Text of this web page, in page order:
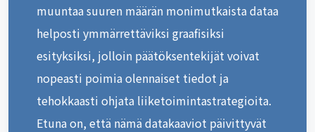
muuntaa suuren määrän monimutkaista dataa
helposti ymmärrettäviksi graafisiksi
esityksiksi, jolloin päätöksentekijät voivat
nopeasti poimia olennaiset tiedot ja
tehokkaasti ohjata liiketoimintastrategioita.
Etuna on, että nämä datakaaviot päivittyvät